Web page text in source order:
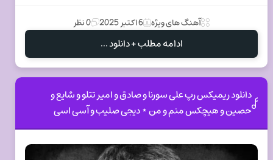
آهنگ های ویژه 6 اکتبر 2025 0 نظر
ادامه مطلب + دانلود ...
دانلود ریمیکس رپ علی سورنا و صادق و امیر تتلو و شایع و
حصین و هیچکس منم و من ⋆ دیجی صلیب و آسی اسی